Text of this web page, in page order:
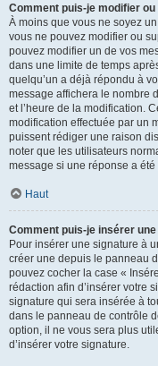
Comment puis-je modifier
À moins que vous ne soyez
vous ne pouvez modifier ou
pouvez modifier un de vos
dans une limite de temps
quelqu’un a déjà répondu à
message affichera le nombre
et l’heure de la modification.
modification effectuée par un
puissent rédiger une raison
noter que les utilisateurs
message si une réponse a
Haut
Comment puis-je insérer
Pour insérer une signature à
créer une depuis le panneau
pouvez cocher la case «
rédaction afin d’insérer votre
signature qui sera insérée à
dans le panneau de contrôle
option, il ne vous sera plus
d’insérer votre signature.